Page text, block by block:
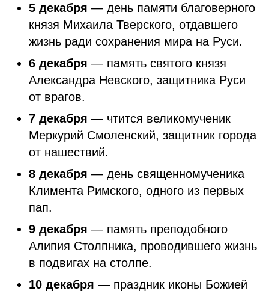
5 декабря — день памяти благоверного
князя Михаила Тверского, отдавшего
жизнь ради сохранения мира на Руси.
6 декабря — память святого князя
Александра Невского, защитника Руси
от врагов.
7 декабря — чтится великомученик
Меркурий Смоленский, защитник города
от нашествий.
8 декабря — день священномученика
Климента Римского, одного из первых
пап.
9 декабря — память преподобного
Алипия Столпника, проводившего жизнь
в подвигах на столпе.
10 декабря — праздник иконы Божией